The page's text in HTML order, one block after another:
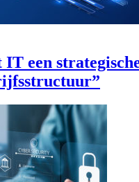
IT een